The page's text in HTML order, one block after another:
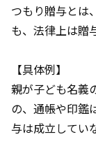
つもり贈与とは
も、法律上は贈
【具体例】
親が子ども名義
の、通帳や印鑑
与は成立してい